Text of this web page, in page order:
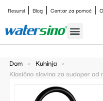
Resursi Blog Centar za pomoć
Dom > Kuhinja >
Klasična slavina za sudoper